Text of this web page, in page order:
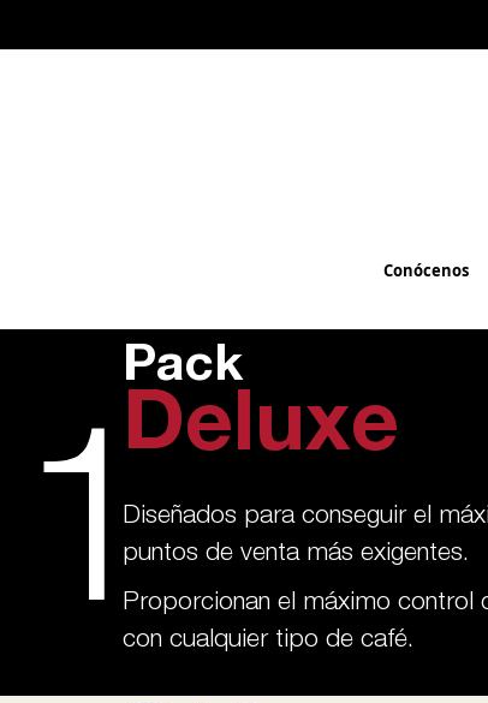
Conócenos
Pack
Deluxe
Diseñados para conseguir el
puntos de venta más exigentes.
Proporcionan el máximo control
con cualquier tipo de café.
1